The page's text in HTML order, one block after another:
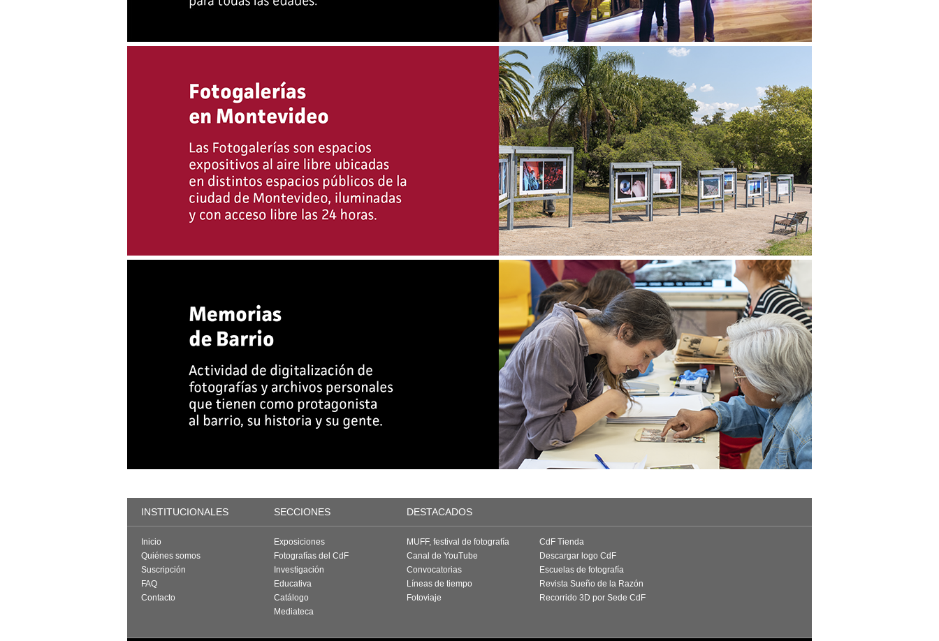
INSTITUCIONALES SECCIONES DESTACADOS
Inicio
Quiénes somos
Suscripción
FAQ
Contacto
Exposiciones
Fotografías del CdF
Investigación
Educativa
Catálogo
Mediateca
MUFF, festival de fotografía
Canal de YouTube
Convocatorias
Líneas de tiempo
Fotoviaje
CdF Tienda
Descargar logo CdF
Escuelas de fotografía
Revista Sueño de la Razón
Recorrido 3D por Sede CdF